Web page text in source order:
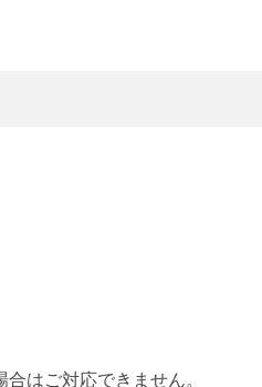
はご対応できません。